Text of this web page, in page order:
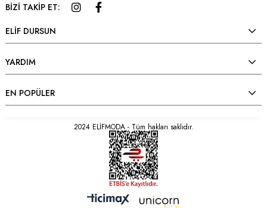
BİZİ TAKİP ET:
ELİF DURSUN
YARDIM
EN POPÜLER
2024 ELİFMODA - Tüm hakları saklıdır.